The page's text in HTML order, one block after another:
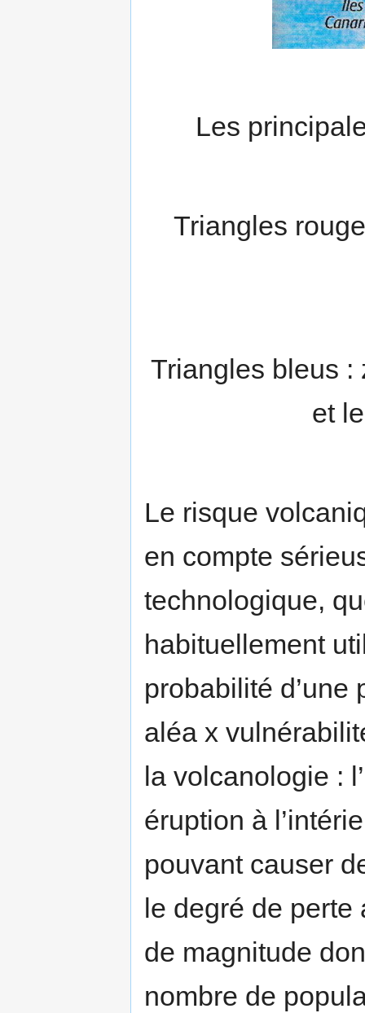
Les
Triangles
Triangles bleus :
et
Le risque
en compte
technologique,
habituellement
probabilité
aléa x
la volcanologie :
éruption à
pouvant causer
le degré de perte
de magnitude
nombre de